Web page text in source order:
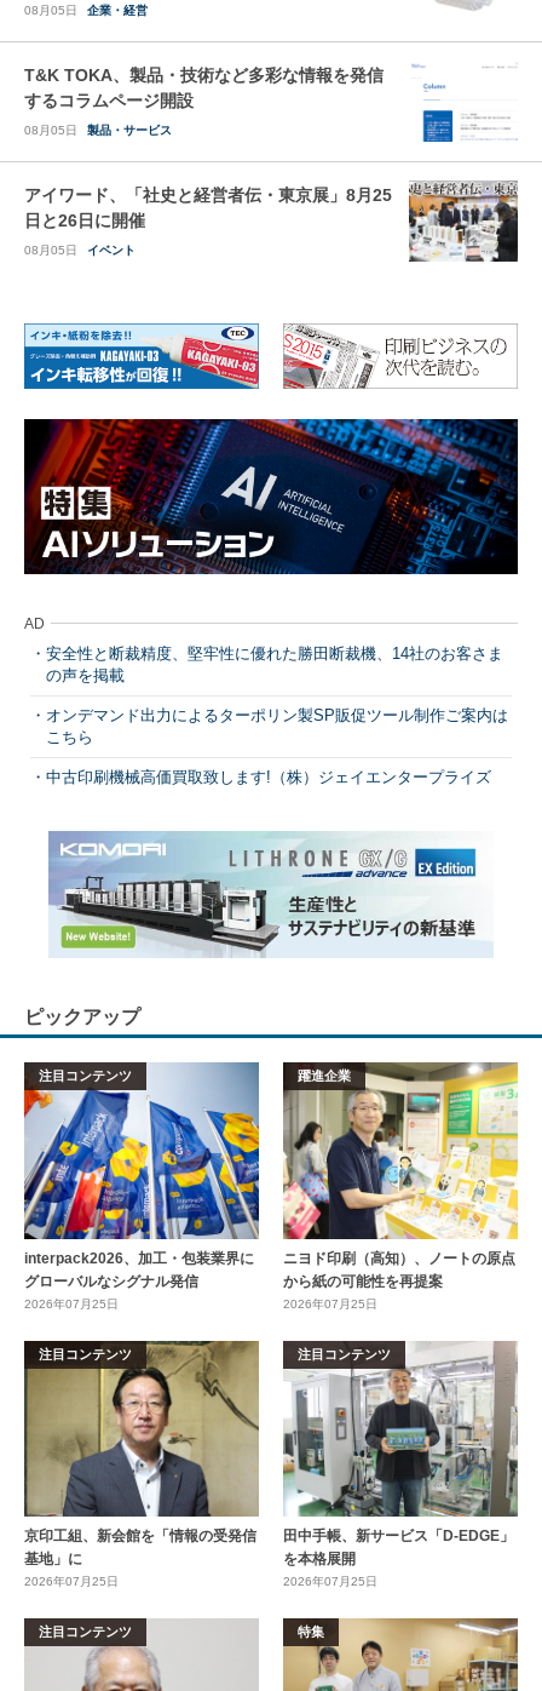
08月05日 企業・経営
T&K TOKA、製品・技術など多彩な情報を発信
するコラムページ開設
08月05日 製品・サービス
アイワード、「社史と経営者伝・東京展」8月25
日と26日に開催
08月05日 イベント
AD
安全性と断裁精度、堅牢性に優れた勝田断裁機、14社のお客さま
の声を掲載
オンデマンド出力によるターポリン製SP販促ツール制作ご案内は
こちら
中古印刷機械高価買取致します!（株）ジェイエンタープライズ
ピックアップ
注目コンテンツ
interpack2026、加工・包装業界に
グローバルなシグナル発信
2026年07月25日
躍進企業
ニヨド印刷（高知）、ノートの原点
から紙の可能性を再提案
2026年07月25日
注目コンテンツ
京印工組、新会館を「情報の受発信
基地」に
2026年07月25日
注目コンテンツ
田中手帳、新サービス「D-EDGE」
を本格展開
2026年07月25日
注目コンテンツ 特集